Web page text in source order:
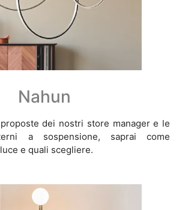
Nahun
dei nostri store manager e le
a sospensione, saprai come
e quali scegliere.